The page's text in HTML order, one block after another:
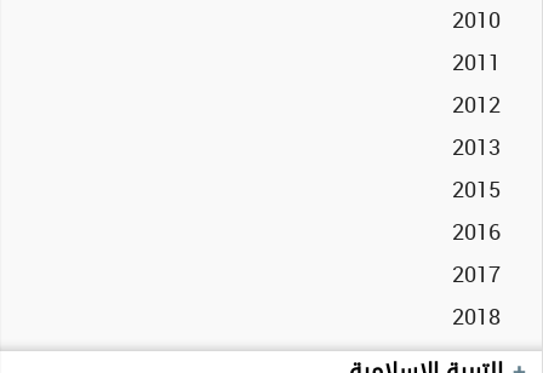
2010
2011
2012
2013
2015
2016
2017
2018
Cours
Devoirs
Livre
Devoirs